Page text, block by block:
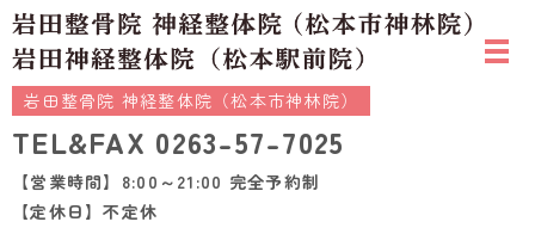
岩田整骨院 神経整体院（松本市神林院）
TEL&FAX 0263-57-7025
【営業時間】8:00～21:00 完全予約制
【定休日】不定休